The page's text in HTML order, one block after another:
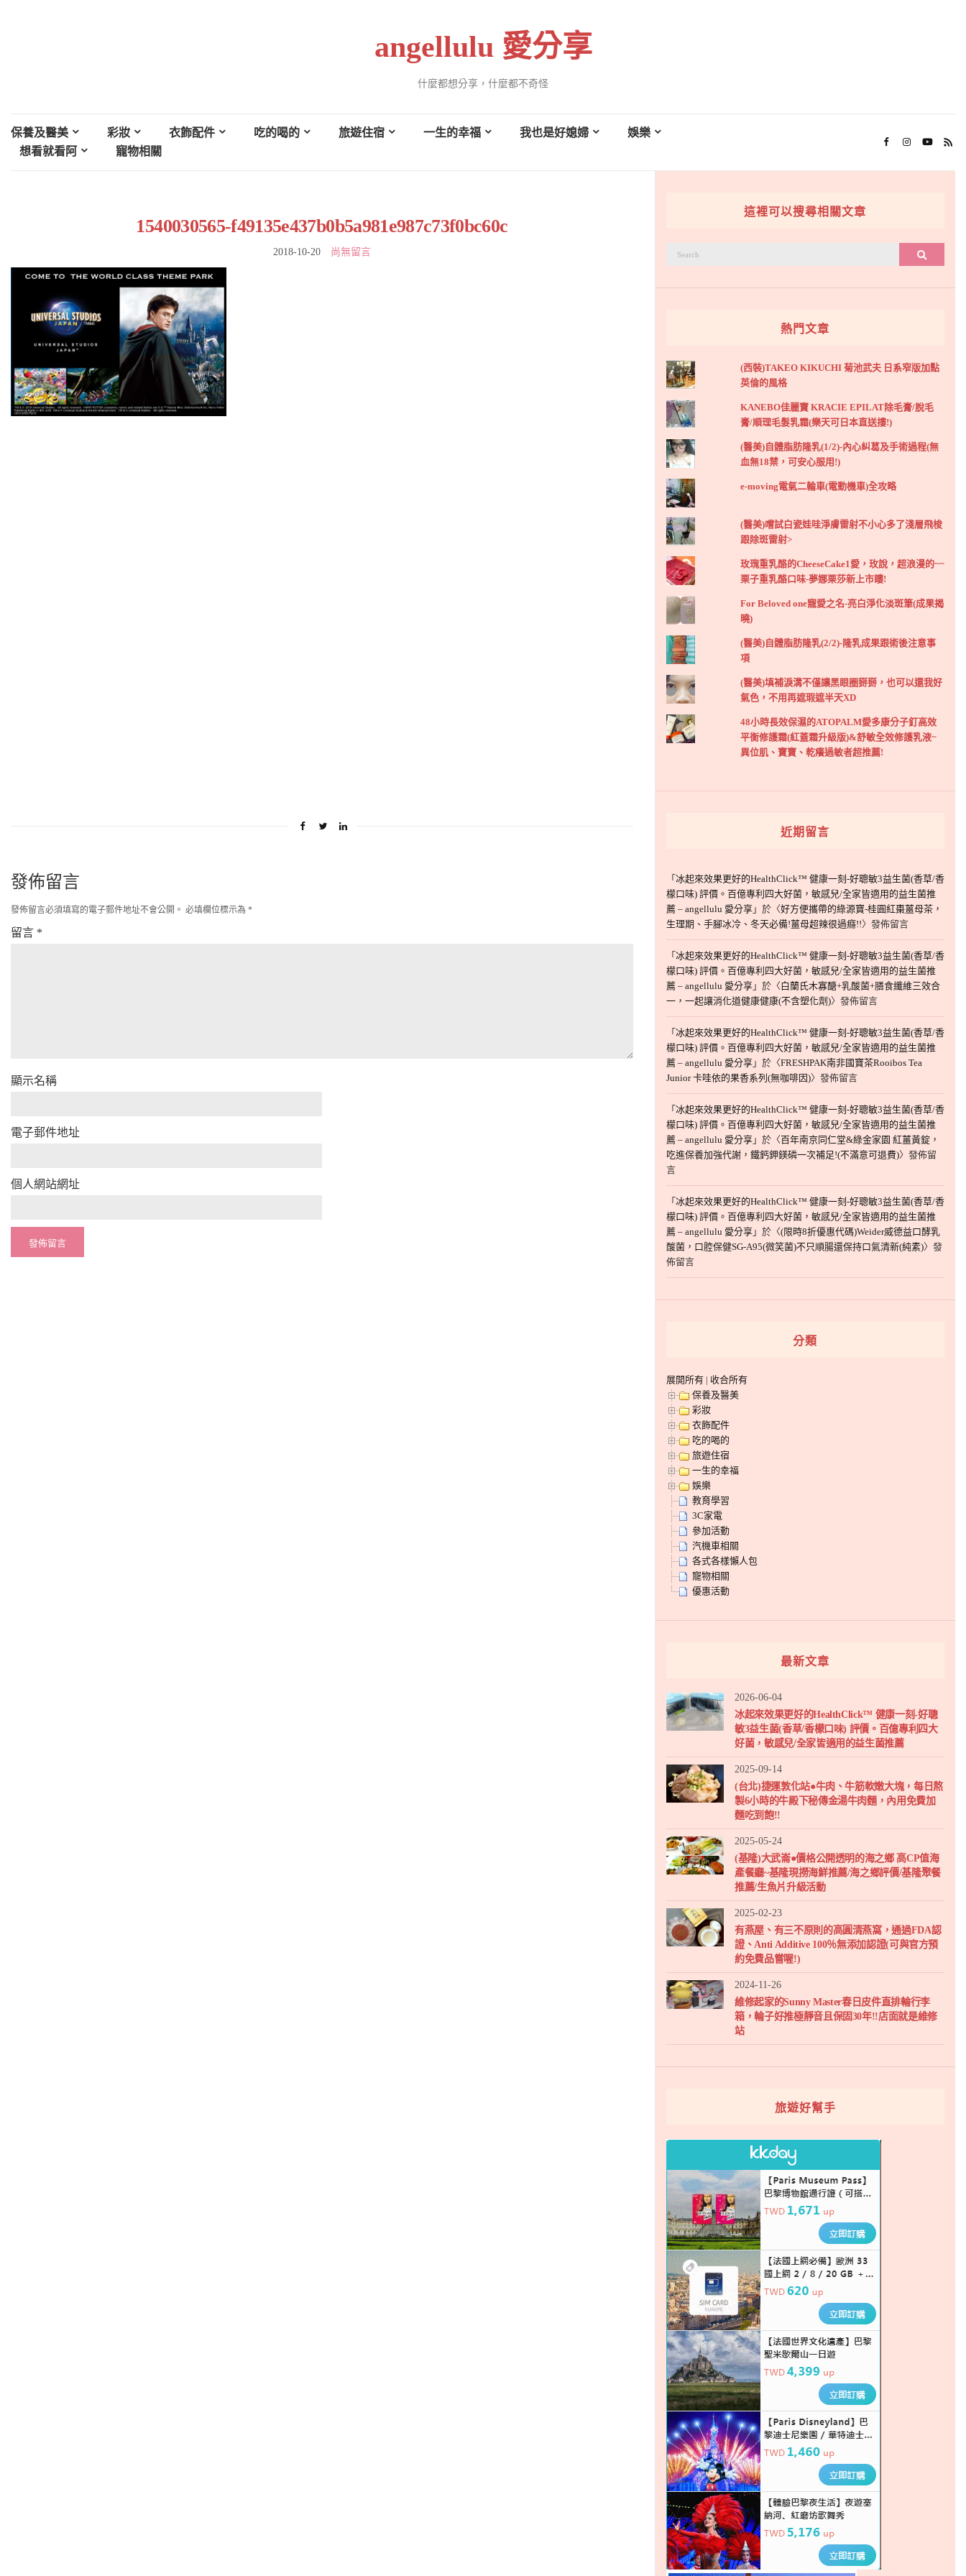
angellulu 愛分享
什麼都想分享，什麼都不奇怪
保養及醫美 彩妝 衣飾配件 吃的喝的 旅遊住宿 一生的幸福 我也是好媳婦
娛樂
想看就看阿
寵物相關
1540030565-f49135e437b0b5a981e987c73f0bc60c
2018-10-20 尚無留言
發佈留言
發佈留言必須填寫的電子郵件地址不會公開。 必填欄位標示為 *
留言 *
顯示名稱
電子郵件地址
個人網站網址
這裡可以搜尋相關文章
搜尋
熱門文章
(西裝)TAKEO KIKUCHI 菊池武夫 日系窄版加點
英倫的風格
KANEBO佳麗寶 KRACIE EPILAT除毛膏/脫毛
膏/順理毛髮乳霜(樂天可日本直送摟!)
(醫美)自體脂肪隆乳(1/2)-內心糾葛及手術過程(無
血無18禁，可安心服用!)
e-moving電氣二輪車(電動機車)全攻略
(醫美)嚐試白瓷娃哇淨膚雷射不小心多了淺層飛梭
跟除斑雷射>
玫瑰重乳酪的CheeseCake1愛，玫說，超浪漫的~~
栗子重乳酪口味-夢娜栗莎新上市瞜!
For Beloved one寵愛之名-亮白淨化淡斑筆(成果揭
曉)
(醫美)自體脂肪隆乳(2/2)-隆乳成果跟術後注意事
項
(醫美)填補淚溝不僅讓黑眼圈掰掰，也可以還我好
氣色，不用再遮瑕遮半天XD
48小時長效保濕的ATOPALM愛多康分子釘高效
平衡修護霜(紅蓋霜升級版)&舒敏全效修護乳液~
異位肌、寶寶、乾癢過敏者超推薦!
近期留言
「 冰起來效果更好的HealthClick™ 健康一刻-好聰敏3益生菌(香草/香
檬口味) 評價。百億專利四大好菌，敏感兒/全家皆適用的益生菌推
薦 – angellulu 愛分享 」於〈好方便攜帶的綠源寶-桂圓紅棗薑母茶，
生理期、手腳冰冷、冬天必備!薑母超辣很過癮!!〉發佈留言
「 冰起來效果更好的HealthClick™ 健康一刻-好聰敏3益生菌(香草/香
檬口味) 評價。百億專利四大好菌，敏感兒/全家皆適用的益生菌推
薦 – angellulu 愛分享 」於〈白蘭氏木寡醣+乳酸菌+膳食纖維三效合
一，一起讓消化道健康健康(不含塑化劑)〉發佈留言
「 冰起來效果更好的HealthClick™ 健康一刻-好聰敏3益生菌(香草/香
檬口味) 評價。百億專利四大好菌，敏感兒/全家皆適用的益生菌推
薦 – angellulu 愛分享 」於〈FRESHPAK南非國寶茶Rooibos Tea
Junior 卡哇依的果香系列(無咖啡因)〉發佈留言
「 冰起來效果更好的HealthClick™ 健康一刻-好聰敏3益生菌(香草/香
檬口味) 評價。百億專利四大好菌，敏感兒/全家皆適用的益生菌推
薦 – angellulu 愛分享 」於〈百年南京同仁堂&綠金家園 紅薑黃錠，
吃進保養加強代謝，鐵鈣鉀鎂磷一次補足!(不滿意可退費)〉發佈留
言
「 冰起來效果更好的HealthClick™ 健康一刻-好聰敏3益生菌(香草/香
檬口味) 評價。百億專利四大好菌，敏感兒/全家皆適用的益生菌推
薦 – angellulu 愛分享 」於〈(限時8折優惠代碼)Weider威德益口酵乳
酸菌，口腔保健SG-A95(微笑菌)不只順腸還保持口氣清新(純素)〉發
佈留言
分類
展開所有 | 收合所有
保養及醫美
彩妝
衣飾配件
吃的喝的
旅遊住宿
一生的幸福
娛樂
教育學習
3C家電
參加活動
汽機車相關
各式各樣懶人包
寵物相關
優惠活動
最新文章
2026-06-04
冰起來效果更好的HealthClick™ 健康一刻-好聰
敏3益生菌(香草/香檬口味) 評價。百億專利四大
好菌，敏感兒/全家皆適用的益生菌推薦
2025-09-14
(台北)捷運敦化站●牛肉、牛筋軟嫩大塊，每日熬
製6小時的牛殿下秘傳金湯牛肉麵，內用免費加
麵吃到飽!!
2025-05-24
(基隆)大武崙●價格公開透明的海之鄉 高CP值海
產餐廳~基隆現撈海鮮推薦/海之鄉評價/基隆聚餐
推薦/生魚片升級活動
2025-02-23
有燕屋、有三不原則的高圓清燕窩，通過FDA認
證、Anti Additive 100％無添加認證(可與官方預
約免費品嘗喔!)
2024-11-26
維修起家的Sunny Master春日皮件直排輪行李
箱，輪子好推極靜音且保固30年!!店面就是維修
站
旅遊好幫手